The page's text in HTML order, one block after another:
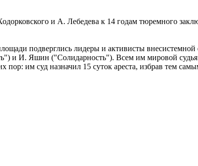
и А. Лебедева к 14 годам тюремного
подверглись лидеры и активисты
И. Яшин ("Солидарность"). Всем им мировой судья
им суд назначил 15 суток ареста, избрав тем